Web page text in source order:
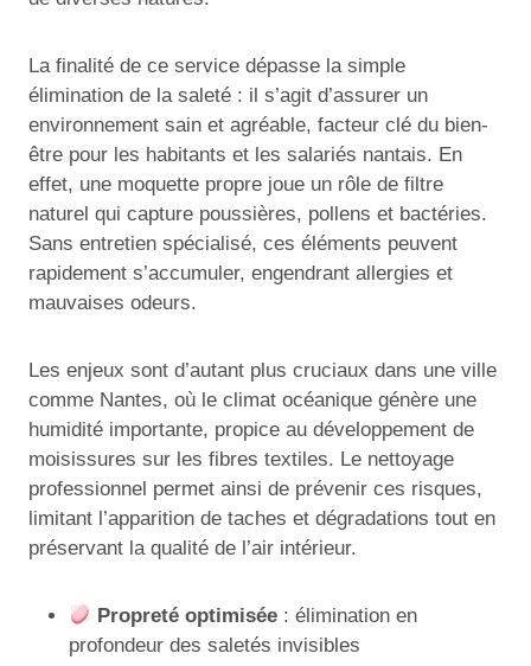
La finalité de ce service dépasse la simple
élimination de la saleté : il s’agit d’assurer un
environnement sain et agréable, facteur clé du bien-
être pour les habitants et les salariés nantais. En
effet, une moquette propre joue un rôle de filtre
naturel qui capture poussières, pollens et bactéries.
Sans entretien spécialisé, ces éléments peuvent
rapidement s’accumuler, engendrant allergies et
mauvaises odeurs.
Les enjeux sont d’autant plus cruciaux dans une ville
comme Nantes, où le climat océanique génère une
humidité importante, propice au développement de
moisissures sur les fibres textiles. Le nettoyage
professionnel permet ainsi de prévenir ces risques,
limitant l’apparition de taches et dégradations tout en
préservant la qualité de l’air intérieur.
Propreté optimisée : élimination en
profondeur des saletés invisibles